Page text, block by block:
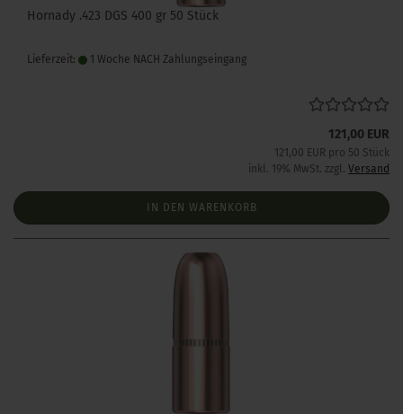
Hornady .423 DGS 400 gr 50 Stück
Lieferzeit: 1 Woche NACH Zahlungseingang
121,00 EUR
121,00 EUR pro 50 Stück
inkl. 19% MwSt. zzgl. Versand
IN DEN WARENKORB